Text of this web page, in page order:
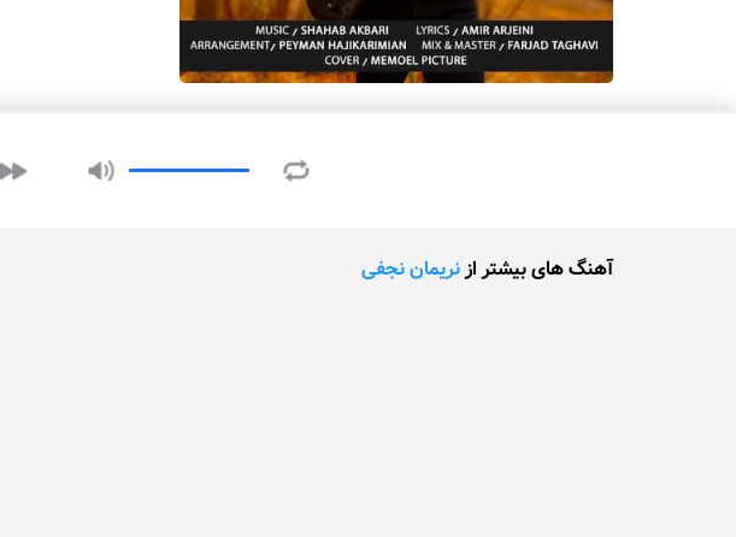
آهنگ های بیشتر ازنریمان نجفی